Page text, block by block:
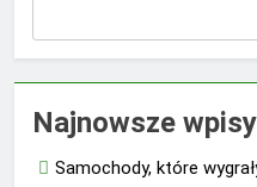
Najnowsze wpisy
Samochody, które